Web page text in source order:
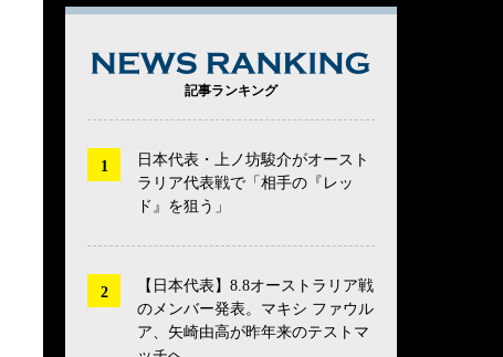
記事ランキング
日本代表・上ノ坊駿介がオースト
ラリア代表戦で「相手の『レッ
ド』を狙う」
【日本代表】8.8オーストラリア戦
のメンバー発表。マキシ ファウル
ア、矢崎由高が昨年来のテストマ